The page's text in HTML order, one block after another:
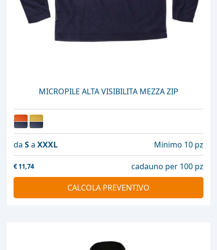
MICROPILE ALTA VISIBILITA MEZZA ZIP
da Sa XXXL Minimo 10 pz
€ 11,74
cadauno per 100 pz
CALCOLA PREVENTIVO